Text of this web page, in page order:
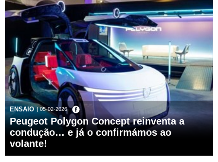
ENSAIO | 05-02-2026
Peugeot Polygon Concept reinventa a
condução… e já o confirmámos ao
volante!